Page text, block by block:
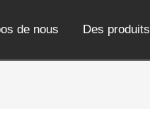
de nous Des produits